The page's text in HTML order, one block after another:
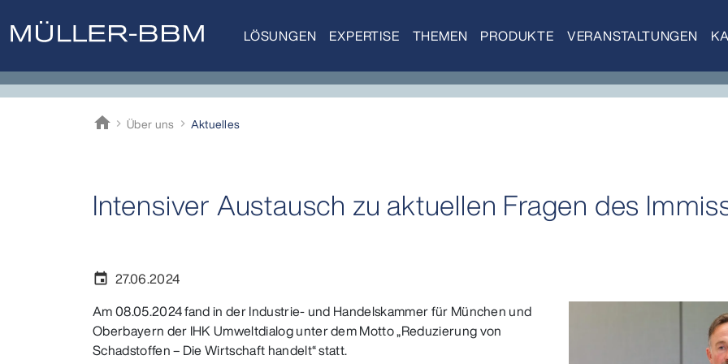
LÖSUNGEN EXPERTISE THEMEN PRODUKTE VERANSTALTUNGEN
home
Müller-BBMÜber uns Aktuelles
Intensiver Austausch zu aktuellen Fragen des
event 27.06.2024
Am 08.05.2024 fand in der Industrie- und Handelskammer für München und
Oberbayern der IHK Umweltdialog unter dem Motto „Reduzierung von
Schadstoffen – Die Wirtschaft handelt“ statt.